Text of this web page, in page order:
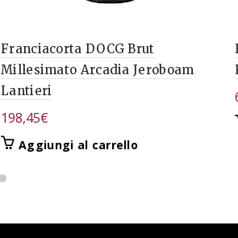
Franciacorta DOCG Brut
Millesimato Arcadia Jeroboam
Lantieri
198,45€
Aggiungi al carrello